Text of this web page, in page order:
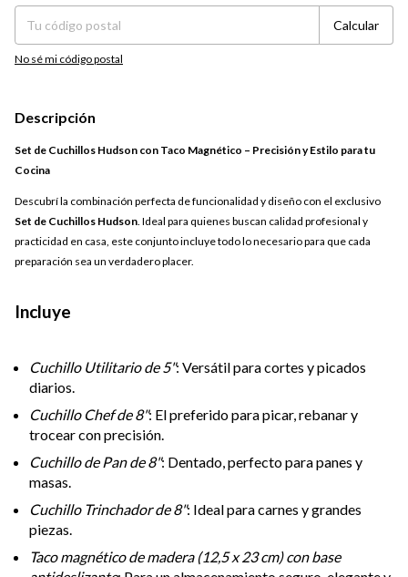
Calcular
No sé mi código postal
Descripción
Set de Cuchillos Hudson con Taco Magnético – Precisión y Estilo para tu
Cocina
Descubrí la combinación perfecta de funcionalidad y diseño con el exclusivo
Set de Cuchillos Hudson. Ideal para quienes buscan calidad profesional y
practicidad en casa, este conjunto incluye todo lo necesario para que cada
preparación sea un verdadero placer.
Incluye
Cuchillo Utilitario de 5": Versátil para cortes y picados
diarios.
Cuchillo Chef de 8": El preferido para picar, rebanar y
trocear con precisión.
Cuchillo de Pan de 8": Dentado, perfecto para panes y
masas.
Cuchillo Trinchador de 8": Ideal para carnes y grandes
piezas.
Taco magnético de madera (12,5 x 23 cm) con base